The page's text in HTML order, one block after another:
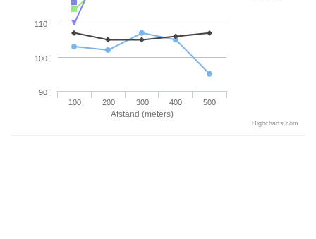
Afstand (meters)
100 200 300 400 500
90
100
110
Highcharts.com